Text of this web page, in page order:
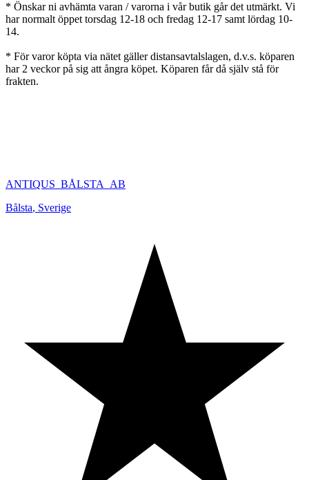
* Önskar ni avhämta varan / varorna i vår butik går det utmärkt. Vi
har normalt öppet torsdag 12-18 och fredag 12-17 samt lördag 10-
14.
* För varor köpta via nätet gäller distansavtalslagen, d.v.s. köparen
har 2 veckor på sig att ångra köpet. Köparen får då själv stå för
frakten.
ANTIQUS_BÅLSTA_AB
Bålsta, Sverige